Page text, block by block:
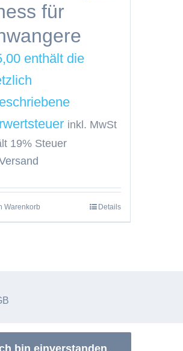
für
inkl. MwSt
19% Steuer
Warenkorb Details
bin einverstanden